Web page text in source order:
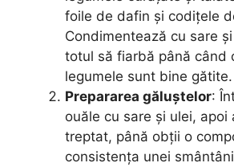
foile de dafin și codițele
Condimentează cu sare
totul să fiarbă până când
legumele sunt bine gătite.
Prepararea găluștelor:
ouăle cu sare și ulei, apoi
treptat, până obții o
consistența unei